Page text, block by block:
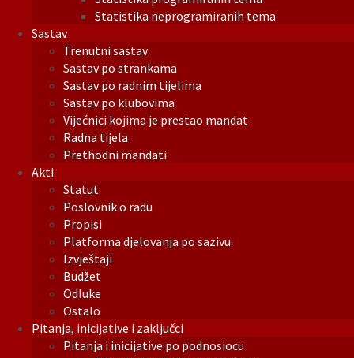
Statistika neprogramiranih tema
Sastav
Trenutni sastav
Sastav po strankama
Sastav po radnim tijelima
Sastav po klubovima
Vijećnici kojima je prestao mandat
Radna tijela
Prethodni mandati
Akti
Statut
Poslovnik o radu
Propisi
Platforma djelovanja po sazivu
Izvještaji
Budžet
Odluke
Ostalo
Pitanja, inicijative i zaključci
Pitanja i inicijative po podnosiocu